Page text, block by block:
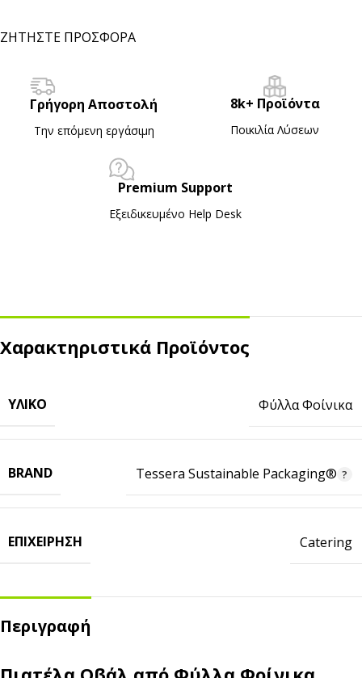
ΖΗΤΗΣΤΕ ΠΡΟΣΦΟΡΑ
Γρήγορη Αποστολή
Την επόμενη εργάσιμη
8k+ Προϊόντα
Ποικιλία Λύσεων
Premium Support
Εξειδικευμένο Ηelp Desk
Χαρακτηριστικά Προϊόντος
ΥΛΙΚΌ Φύλλα Φοίνικα
BRAND Tessera Sustainable Packaging®
ΕΠΙΧΕΊΡΗΣΗ Catering
Περιγραφή